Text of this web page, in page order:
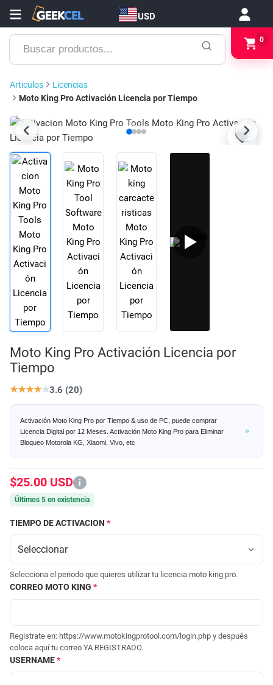
USD
Buscar
productos...
0
Articulos
Licencias
Moto King Pro Activación Licencia por Tiempo
Moto King Pro Activación Licencia por
Tiempo
★★★★★3.6 (20)
Activación Moto King Pro por Tiempo & uso de PC, puede comprar
Licencia Digital por 12 Meses. Activación Moto King Pro para Eliminar
Bloqueo Motorola KG, Xiaomi, Vivo, etc
$25.00 USD i
Últimos 5 en existencia
TIEMPO DE ACTIVACION *
Selecciona el periodo que quieres utilizar tu licencia moto king pro.
CORREO MOTO KING *
Registrate en: https://www.motokingprotool.com/login.php y después
coloca aquí tu correo YA REGISTRADO.
USERNAME*